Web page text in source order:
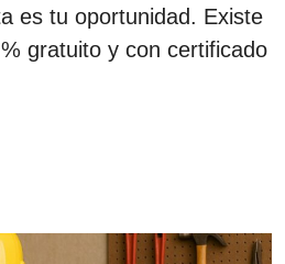
es tu oportunidad. Existe
gratuito y con certificado